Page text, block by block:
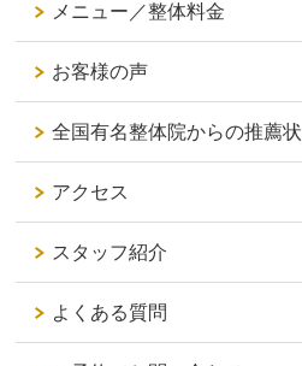
メニュー／整体料金
お客様の声
全国有名整体院からの推薦状
アクセス
スタッフ紹介
よくある質問